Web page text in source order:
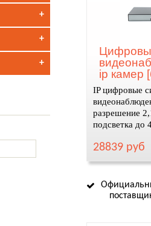
ip камер
IP цифровые
разрешение
подсветка до
28839 руб
+
+
+